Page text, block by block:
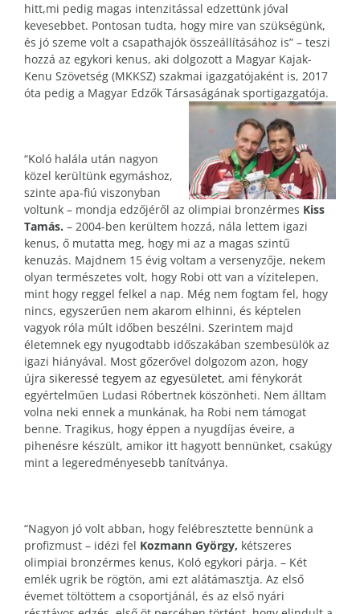
hitt,mi pedig magas intenzitással edzettünk jóval
kevesebbet. Pontosan tudta, hogy mire van szükségünk,
és jó szeme volt a csapathajók összeállításához is” – teszi
hozzá az egykori kenus, aki dolgozott a Magyar Kajak-
Kenu Szövetség (MKKSZ) szakmai igazgatójaként is, 2017
óta pedig a Magyar Edzők Társaságának sportigazgatója.
“Koló halála után nagyon
közel kerültünk egymáshoz,
szinte apa-fiú viszonyban
voltunk – mondja edzőjéről az olimpiai bronzérmes Kiss
Tamás. – 2004-ben kerültem hozzá, nála lettem igazi
kenus, ő mutatta meg, hogy mi az a magas szintű
kenuzás. Majdnem 15 évig voltam a versenyzője, nekem
olyan természetes volt, hogy Robi ott van a vízitelepen,
mint hogy reggel felkel a nap. Még nem fogtam fel, hogy
nincs, egyszerűen nem akarom elhinni, és képtelen
vagyok róla múlt időben beszélni. Szerintem majd
életemnek egy nyugodtabb időszakában szembesülök az
igazi hiányával. Most gőzerővel dolgozom azon, hogy
újra sikeressé tegyem az egyesületet, ami fénykorát
egyértelműen Ludasi Róbertnek köszönheti. Nem álltam
volna neki ennek a munkának, ha Robi nem támogat
benne. Tragikus, hogy éppen a nyugdíjas éveire, a
pihenésre készült, amikor itt hagyott bennünket, csakúgy
mint a legeredményesebb tanítványa.
“Nagyon jó volt abban, hogy felébresztette bennünk a
profizmust – idézi fel Kozmann György, kétszeres
olimpiai bronzérmes kenus, Koló egykori párja. – Két
emlék ugrik be rögtön, ami ezt alátámasztja. Az első
évemet töltöttem a csoportjánál, és az első nyári